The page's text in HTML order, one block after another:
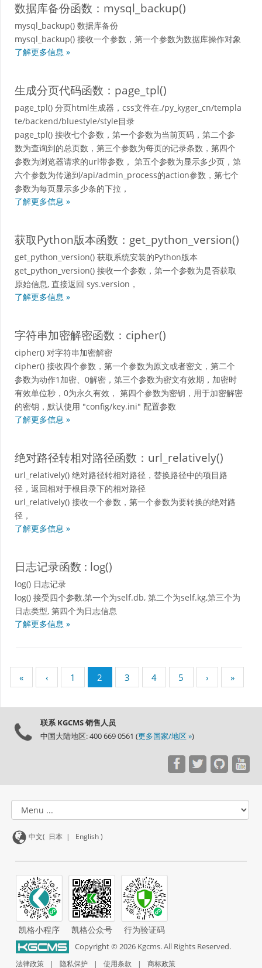
数据库备份函数：mysql_backup()
mysql_backup() 数据库备份
mysql_backup() 接收一个参数，第一个参数为数据库操作对象
了解更多信息 »
生成分页代码函数：page_tpl()
page_tpl() 分页html生成器，css文件在./py_kyger_cn/templa
te/backend/bluestyle/style目录
page_tpl() 接收七个参数，第一个参数为当前页码，第二个参
数为查询到的总页数，第三个参数为每页的记录条数，第四个
参数为浏览器请求的url带参数， 第五个参数为显示多少页，第
六个参数为传递到/api/admin_process的action参数，第七个
参数为每页显示多少条的下拉，
了解更多信息 »
获取Python版本函数：get_python_version()
get_python_version() 获取系统安装的Python版本
get_python_version() 接收一个参数，第一个参数为是否获取
原始信息, 直接返回 sys.version，
了解更多信息 »
字符串加密解密函数：cipher()
cipher() 对字符串加密解密
cipher() 接收四个参数，第一个参数为原文或者密文，第二个
参数为动作1加密、0解密，第三个参数为密文有效期，加密时
有效单位秒，0为永久有效， 第四个参数为密钥，用于加密解密
的密钥，默认使用 "config/key.ini" 配置参数
了解更多信息 »
绝对路径转相对路径函数：url_relatively()
url_relatively() 绝对路径转相对路径，替换路径中的项目路
径，返回相对于根目录下的相对路径
url_relatively() 接收一个参数，第一个参数为要转换的绝对路
径，
了解更多信息 »
日志记录函数 : log()
log() 日志记录
log() 接受四个参数,第一个为self.db, 第二个为self.kg,第三个为
日志类型, 第四个为日志信息
了解更多信息 »
« ‹ 1 2 3 4 5 › »
联系 KGCMS 销售人员
中国大陆地区: 400 669 0561 (更多国家/地区 »)
中文( 日本| English)
凯格小程序 凯格公众号 行为验证码
Copyright ©2026 Kgcms. All Rights Reserved.
法律政策 | 隐私保护 | 使用条款 | 商标政策